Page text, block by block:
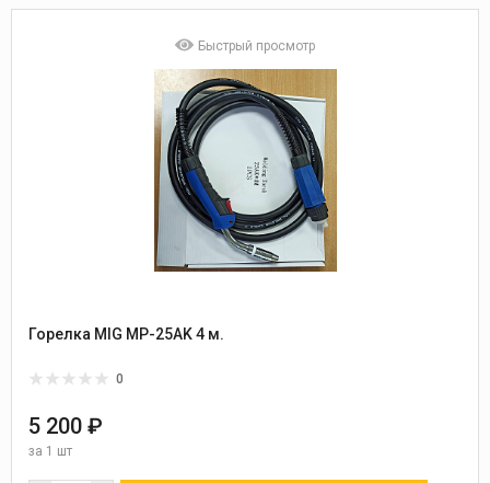
Быстрый просмотр
Горелка MIG MP-25AK 4 м.
0
5 200 ₽
за 1 шт